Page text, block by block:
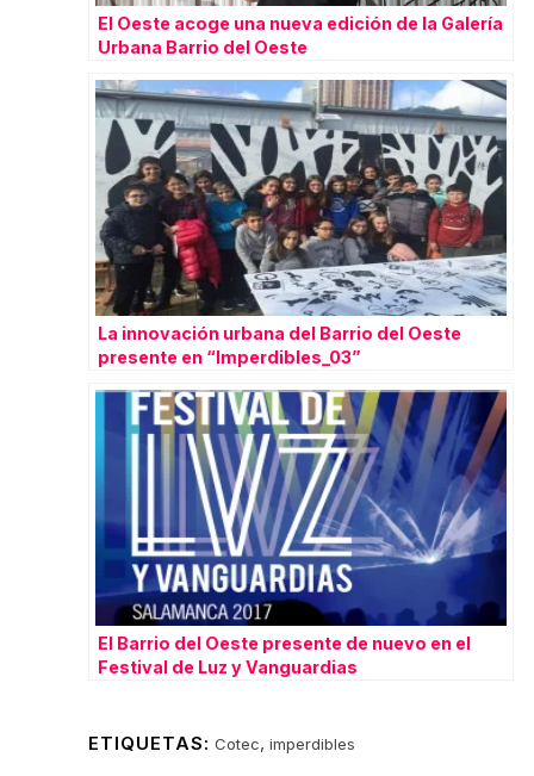
El Oeste acoge una nueva edición de la Galería
Urbana Barrio del Oeste
La innovación urbana del Barrio del Oeste
presente en “Imperdibles_03”
El Barrio del Oeste presente de nuevo en el
Festival de Luz y Vanguardias
ETIQUETAS: Cotec, imperdibles